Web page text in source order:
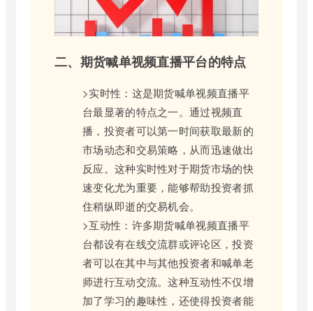
二、期货喊单视频直播平台的特点
>实时性：这是期货喊单视频直播平
台最显著的特点之一。通过视频直
播，投资者可以第一时间获取最新的
市场动态和交易策略，从而迅速做出
反应。这种实时性对于期货市场的快
速变化尤为重要，能够帮助投资者抓
住稍纵即逝的交易机会。
>互动性：许多期货喊单视频直播平
台都设有在线交流群或评论区，投资
者可以在其中与其他投资者和喊单老
师进行互动交流。这种互动性不仅增
加了学习的趣味性，还使得投资者能